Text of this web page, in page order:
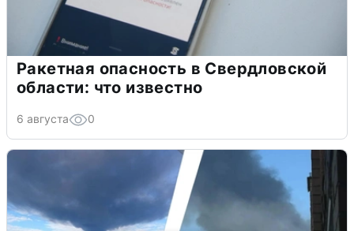
Ракетная опасность в Свердловской
области: что известно
6 августа 0